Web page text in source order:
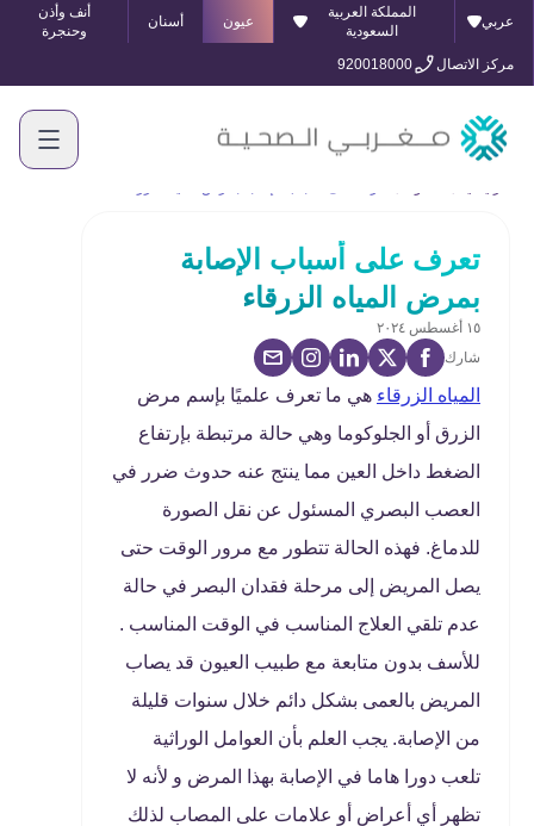
عربي
المملكة العربية
السعودية
عيون أسنان
أنف وأذن
وحنجرة
مركز الاتصال
920018000
تعرف على أسباب الإصابة
بمرض المياه الزرقاء
١٥ أغسطس ٢٠٢٤
شارك
المياه الزرقاء هي ما تعرف علميًا بإسم مرض
الزرق أو الجلوكوما وهي حالة مرتبطة بإرتفاع
الضغط داخل العين مما ينتج عنه حدوث ضرر في
العصب البصري المسئول عن نقل الصورة
للدماغ. فهذه الحالة تتطور مع مرور الوقت حتى
يصل المريض إلى مرحلة فقدان البصر في حالة
عدم تلقي العلاج المناسب في الوقت المناسب .
للأسف بدون متابعة مع طبيب العيون قد يصاب
المريض بالعمى بشكل دائم خلال سنوات قليلة
من الإصابة. يجب العلم بأن العوامل الوراثية
تلعب دورا هاما في الإصابة بهذا المرض و لأنه لا
تظهر أي أعراض أو علامات على المصاب لذلك